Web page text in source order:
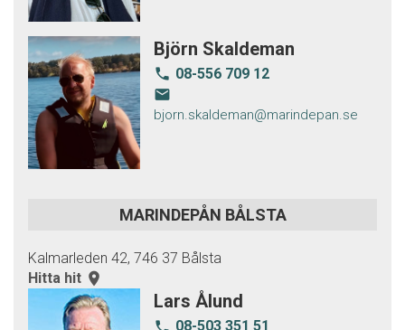
Björn Skaldeman
local_phone 08-556 709 12
email
bjorn.skaldeman@marindepan.se
MARINDEPÅN BÅLSTA
Kalmarleden 42, 746 37 Bålsta
Hitta hit room
Lars Ålund
local_phone 08-503 351 51